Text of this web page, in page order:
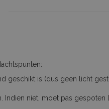
geschikt is (dus geen licht
Indien niet, moet pas gespoten